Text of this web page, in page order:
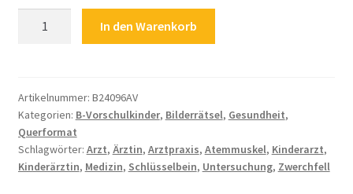
Versandarten
Widerrufsbelehrung
Zahlungsarten
Krank
Körper
Schlüsselbein
Atemmuskel
Zwerchfell
In den Warenkorb
Artikelnummer: B24096AV
Kategorien: B-Vorschulkinder, Bilderrätsel, Gesundheit,
Querformat
Schlagwörter: Arzt, Ärztin, Arztpraxis, Atemmuskel, Kinderarzt,
Kinderärztin, Medizin, Schlüsselbein, Untersuchung, Zwerchfell